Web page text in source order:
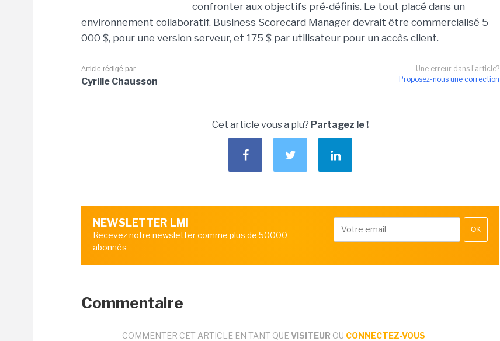
confronter aux objectifs pré-définis. Le tout placé dans un
environnement collaboratif. Business Scorecard Manager devrait être commercialisé 5
000 $, pour une version serveur, et 175 $ par utilisateur pour un accès client.
Une erreur dans l'article?
Proposez-nous une correction
Article rédigé par
Cyrille Chausson
Cet article vous a plu? Partagez le !
NEWSLETTER LMI
Recevez notre newsletter comme plus de 50000
abonnés
OK
Commentaire
COMMENTER CET ARTICLE EN TANT QUE VISITEUR OU CONNECTEZ-VOUS